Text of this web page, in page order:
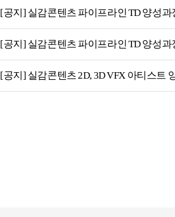
[공지] 실감콘텐츠 파이프라인 TD 양성과
[공지] 실감콘텐츠 파이프라인 TD 양성
[공지] 실감콘텐츠 2D, 3D VFX 아티스트